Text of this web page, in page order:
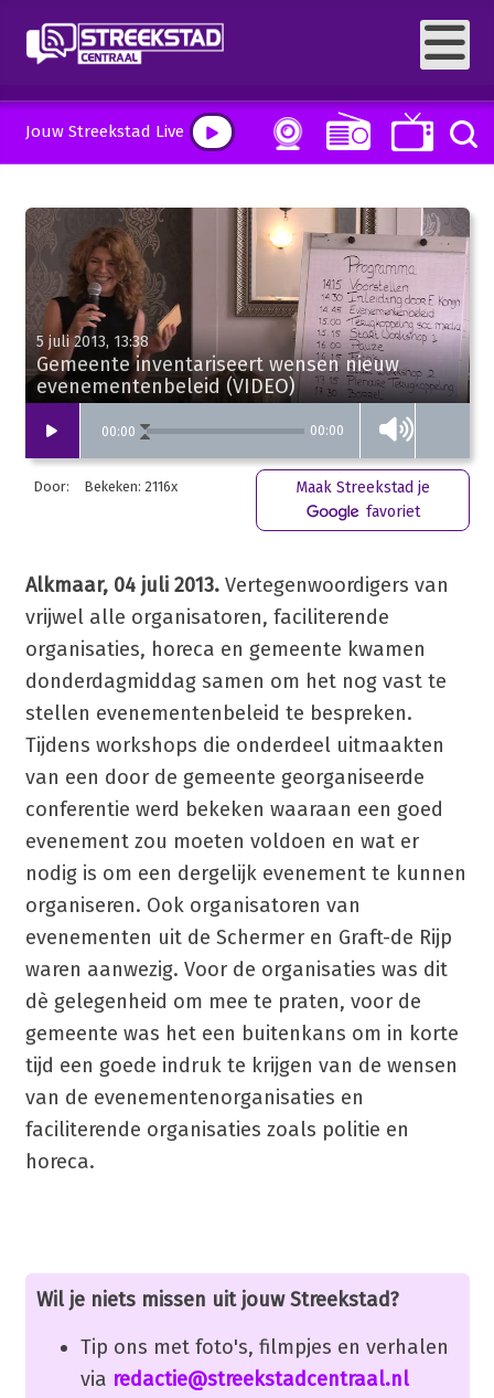
Jouw Streekstad Live
00:00 00:00
5 juli 2013, 13:38
Gemeente inventariseert wensen nieuw
evenementenbeleid (VIDEO)
Door: Bekeken: 2116x
Maak Streekstad je
favoriet
Alkmaar, 04 juli 2013.Vertegenwoordigers van
vrijwel alle organisatoren, faciliterende
organisaties, horeca en gemeente kwamen
donderdagmiddag samen om het nog vast te
stellen evenementenbeleid te bespreken.
Tijdens workshops die onderdeel uitmaakten
van een door de gemeente georganiseerde
conferentie werd bekeken waaraan een goed
evenement zou moeten voldoen en wat er
nodig is om een dergelijk evenement te kunnen
organiseren. Ook organisatoren van
evenementen uit de Schermer en Graft-de Rijp
waren aanwezig. Voor de organisaties was dit
dè gelegenheid om mee te praten, voor de
gemeente was het een buitenkans om in korte
tijd een goede indruk te krijgen van de wensen
van de evenementenorganisaties en
faciliterende organisaties zoals politie en
horeca.
Wil je niets missen uit jouw Streekstad?
Tip ons met foto's, filmpjes en verhalen
via redactie@streekstadcentraal.nl